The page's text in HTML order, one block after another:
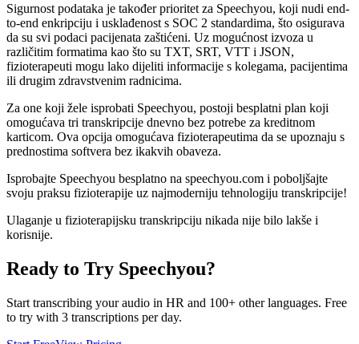
Sigurnost podataka je također prioritet za Speechyou, koji nudi end-
to-end enkripciju i usklađenost s SOC 2 standardima, što osigurava
da su svi podaci pacijenata zaštićeni. Uz mogućnost izvoza u
različitim formatima kao što su TXT, SRT, VTT i JSON,
fizioterapeuti mogu lako dijeliti informacije s kolegama, pacijentima
ili drugim zdravstvenim radnicima.
Za one koji žele isprobati Speechyou, postoji besplatni plan koji
omogućava tri transkripcije dnevno bez potrebe za kreditnom
karticom. Ova opcija omogućava fizioterapeutima da se upoznaju s
prednostima softvera bez ikakvih obaveza.
Isprobajte Speechyou besplatno na speechyou.com i poboljšajte
svoju praksu fizioterapije uz najmoderniju tehnologiju transkripcije!
Ulaganje u fizioterapijsku transkripciju nikada nije bilo lakše i
korisnije.
Ready to Try Speechyou?
Start transcribing your audio in HR and 100+ other languages. Free
to try with 3 transcriptions per day.